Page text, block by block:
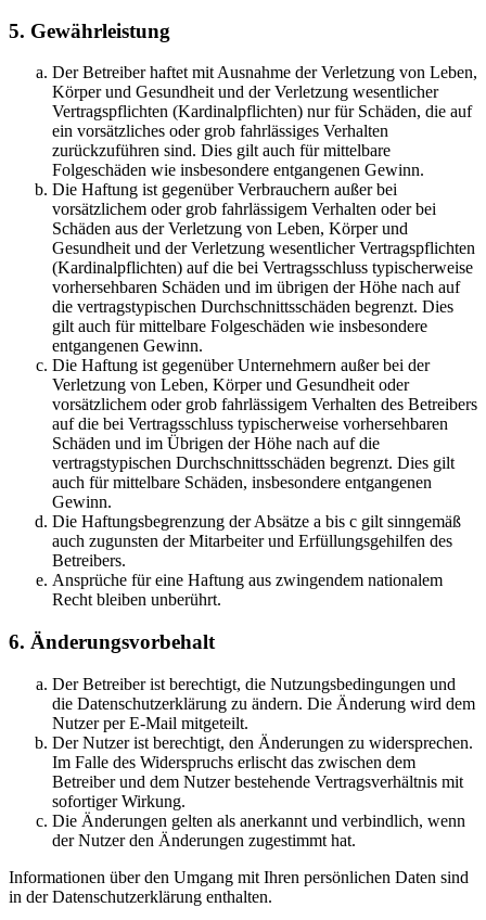
5. Gewährleistung
Der Betreiber haftet mit Ausnahme der Verletzung von Leben,
Körper und Gesundheit und der Verletzung wesentlicher
Vertragspflichten (Kardinalpflichten) nur für Schäden, die auf
ein vorsätzliches oder grob fahrlässiges Verhalten
zurückzuführen sind. Dies gilt auch für mittelbare
Folgeschäden wie insbesondere entgangenen Gewinn.
Die Haftung ist gegenüber Verbrauchern außer bei
vorsätzlichem oder grob fahrlässigem Verhalten oder bei
Schäden aus der Verletzung von Leben, Körper und
Gesundheit und der Verletzung wesentlicher Vertragspflichten
(Kardinalpflichten) auf die bei Vertragsschluss typischerweise
vorhersehbaren Schäden und im übrigen der Höhe nach auf
die vertragstypischen Durchschnittsschäden begrenzt. Dies
gilt auch für mittelbare Folgeschäden wie insbesondere
entgangenen Gewinn.
Die Haftung ist gegenüber Unternehmern außer bei der
Verletzung von Leben, Körper und Gesundheit oder
vorsätzlichem oder grob fahrlässigem Verhalten des Betreibers
auf die bei Vertragsschluss typischerweise vorhersehbaren
Schäden und im Übrigen der Höhe nach auf die
vertragstypischen Durchschnittsschäden begrenzt. Dies gilt
auch für mittelbare Schäden, insbesondere entgangenen
Gewinn.
Die Haftungsbegrenzung der Absätze a bis c gilt sinngemäß
auch zugunsten der Mitarbeiter und Erfüllungsgehilfen des
Betreibers.
Ansprüche für eine Haftung aus zwingendem nationalem
Recht bleiben unberührt.
6. Änderungsvorbehalt
Der Betreiber ist berechtigt, die Nutzungsbedingungen und
die Datenschutzerklärung zu ändern. Die Änderung wird dem
Nutzer per E-Mail mitgeteilt.
Der Nutzer ist berechtigt, den Änderungen zu widersprechen.
Im Falle des Widerspruchs erlischt das zwischen dem
Betreiber und dem Nutzer bestehende Vertragsverhältnis mit
sofortiger Wirkung.
Die Änderungen gelten als anerkannt und verbindlich, wenn
der Nutzer den Änderungen zugestimmt hat.
Informationen über den Umgang mit Ihren persönlichen Daten sind
in der Datenschutzerklärung enthalten.